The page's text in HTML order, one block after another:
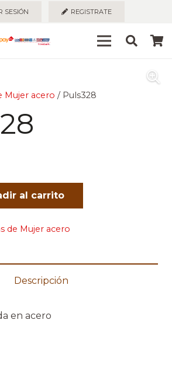
SESIÓN REGISTRATE
Mujer acero / Puls328
al carrito
de Mujer acero
Descripción
en acero